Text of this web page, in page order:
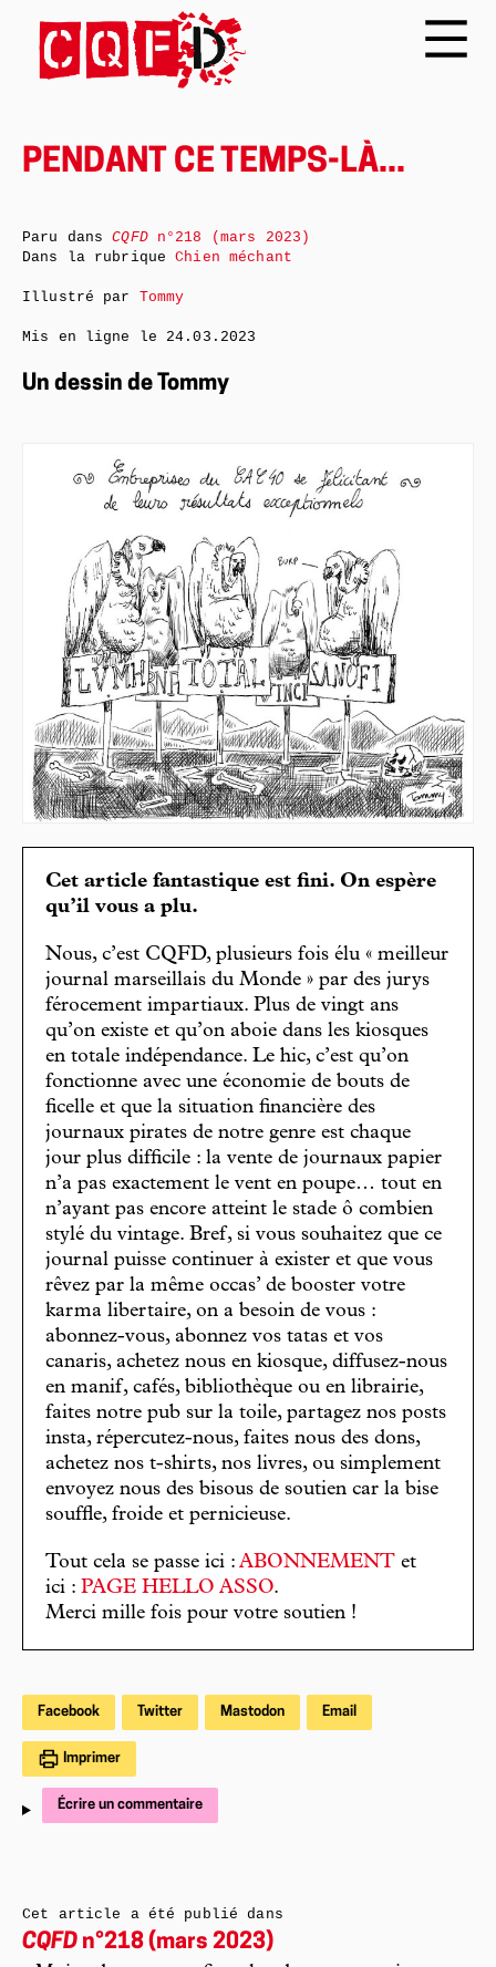
PENDANT CE TEMPS-LÀ...
Un dessin de Tommy
Cet article fantastique est fini. On espère
qu’il vous a plu.
Nous, c’est CQFD, plusieurs fois élu « meilleur
journal marseillais du Monde » par des jurys
férocement impartiaux. Plus de vingt ans
qu’on existe et qu’on aboie dans les kiosques
en totale indépendance. Le hic, c’est qu’on
fonctionne avec une économie de bouts de
ficelle et que la situation financière des
journaux pirates de notre genre est chaque
jour plus difficile : la vente de journaux papier
n’a pas exactement le vent en poupe… tout en
n’ayant pas encore atteint le stade ô combien
stylé du vintage. Bref, si vous souhaitez que ce
journal puisse continuer à exister et que vous
rêvez par la même occas’ de booster votre
karma libertaire, on a besoin de vous :
abonnez-vous, abonnez vos tatas et vos
canaris, achetez nous en kiosque, diffusez-nous
en manif, cafés, bibliothèque ou en librairie,
faites notre pub sur la toile, partagez nos posts
insta, répercutez-nous, faites nous des dons,
achetez nos t-shirts, nos livres, ou simplement
envoyez nous des bisous de soutien car la bise
souffle, froide et pernicieuse.
Tout cela se passe ici : ABONNEMENT et
ici : PAGE HELLO ASSO.
Merci mille fois pour votre soutien !
Facebook Twitter Mastodon Email
Imprimer
Écrire un commentaire
Cet article a été publié dans
CQFD n°218 (mars 2023)
Paru dansCQFDn°218 (mars 2023)
Dans la rubriqueChien méchant
Illustré par Tommy
Mis en ligne le 24.03.2023